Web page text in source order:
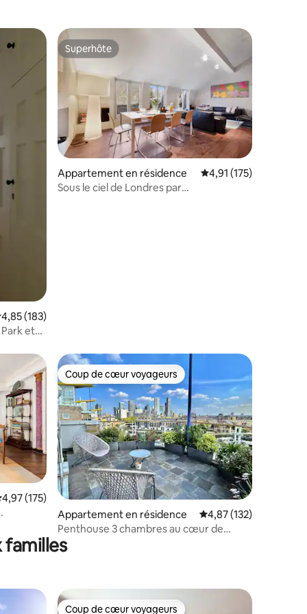
: 4,95 sur 5
moyenne sur la base de 183 commentaires : 4,85 sur 5
4,85 (183)
et
Superhôte
Superhôte
Appartement en résidence Évaluation moyenne
4,91 (175)
Sous le ciel de Londres par
: 4,96 sur 5
appréciés
moyenne sur la base de 175 commentaires : 4,97 sur 5
4,97 (175)
Coup de cœur voyageurs
Coup de cœur voyageurs
Appartement en résidence Évaluation moyenne
4,87 (132)
Penthouse 3 chambres au cœur de
Londres : vue sur la ville
familles
Coup de cœur voyageurs